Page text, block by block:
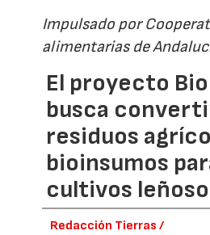
Impulsado por
alimentarias de
El proyecto
busca
residuos
bioinsumos
cultivos
Redacción Tierras /